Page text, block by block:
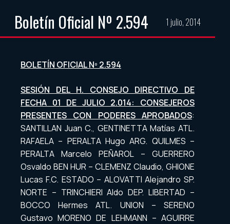
Boletín Oficial Nº 2.594 1 julio, 2014
BOLETÍN OFICIAL Nº 2.594
SESIÓN DEL H. CONSEJO DIRECTIVO DE
FECHA 01 DE JULIO 2.014: CONSEJEROS
PRESENTES CON PODERES APROBADOS:
SANTILLAN Juan C., GENTINETTA Matías ATL.
RAFAELA – PERALTA Hugo ARG. QUILMES –
PERALTA Marcelo PEÑAROL – GUERRERO
Osvaldo BEN HUR – CLEMENZ Claudio, GHIONE
Lucas F.C. ESTADO – ALOVATTI Alejandro SP.
NORTE – TRINCHIERI Aldo DEP. LIBERTAD –
BOCCO Hermes ATL. UNION – SERENO
Gustavo MORENO DE LEHMANN – AGUIRRE